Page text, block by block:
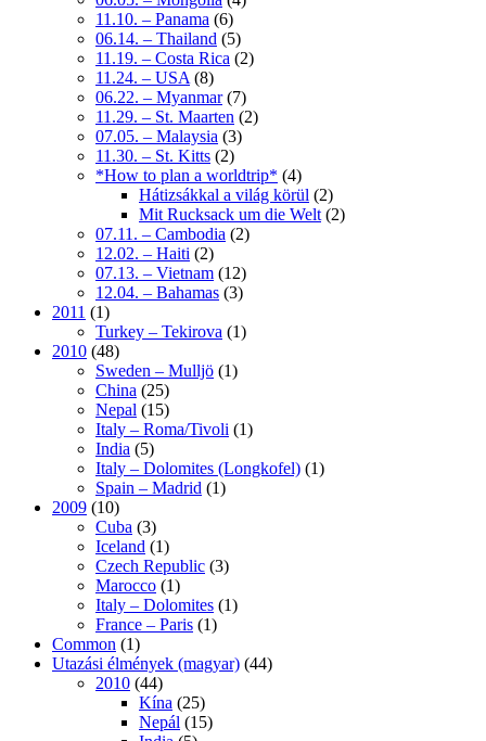
11.10. – Panama (6)
06.14. – Thailand (5)
11.19. – Costa Rica (2)
11.24. – USA (8)
06.22. – Myanmar(7)
11.29. – St. Maarten (2)
07.05. – Malaysia (3)
11.30. – St. Kitts (2)
*How to plan a worldtrip* (4)
Hátizsákkal a világ körül (2)
Mit Rucksack um die Welt (2)
07.11. – Cambodia (2)
12.02. – Haiti (2)
07.13. – Vietnam (12)
12.04. – Bahamas (3)
2011 (1)
Turkey – Tekirova (1)
2010 (48)
Sweden – Mulljö (1)
China (25)
Nepal (15)
Italy – Roma/Tivoli (1)
India (5)
Italy – Dolomites (Longkofel) (1)
Spain – Madrid (1)
2009 (10)
Cuba (3)
Iceland (1)
Czech Republic (3)
Marocco (1)
Italy – Dolomites (1)
France – Paris (1)
Common (1)
Utazási élmények (magyar) (44)
2010 (44)
Kína (25)
Nepál (15)